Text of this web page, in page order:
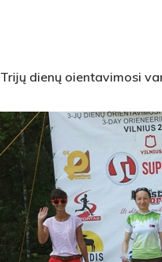
Trijų dienų oientavimosi